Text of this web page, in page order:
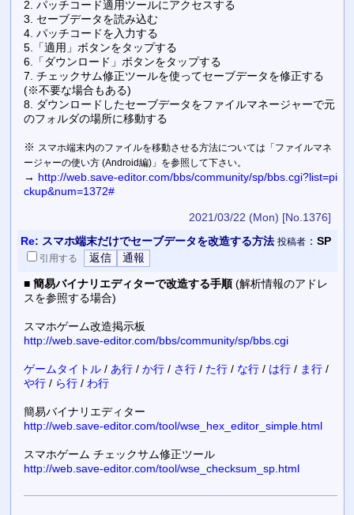
2. パッチコード適用ツールにアクセスする
3. セーブデータを読み込む
4. パッチコードを入力する
5.「適用」ボタンをタップする
6.「ダウンロード」ボタンをタップする
7. チェックサム修正ツールを使ってセーブデータを修正する
(※不要な場合もある)
8. ダウンロードしたセーブデータをファイルマネージャーで元
のフォルダの場所に移動する
※
スマホ端末内のファイルを移動させる方法については「ファイルマネ
ージャーの使い方 (Android編)」を参照して下さい。
→ http://web.save-editor.com/bbs/community/sp/bbs.cgi?list=pi
ckup&num=1372#
2021/03/22 (Mon) [No.1376]
Re: スマホ端末だけでセーブデータを改造する方法 投稿者： SP
引用する
■ 簡易バイナリエディターで改造する手順(解析情報のアドレ
スを参照する場合)
スマホゲーム改造掲示板
http://web.save-editor.com/bbs/community/sp/bbs.cgi
ゲームタイトル/ あ行/ か行/ さ行/ た行/ な行/ は行/ ま行/
や行/ ら行/ わ行
簡易バイナリエディター
http://web.save-editor.com/tool/wse_hex_editor_simple.html
スマホゲーム チェックサム修正ツール
http://web.save-editor.com/tool/wse_checksum_sp.html